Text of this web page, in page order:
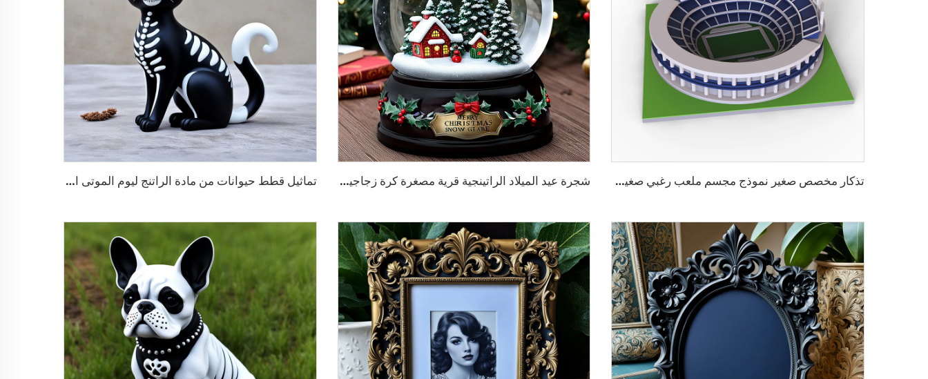
تذكار مخصص صغير نموذج مجسم ملعب رغبي صغير من الراتينج شجرة عيد الميلاد الراتينجية قرية مصغرة كرة زجاجية ثلجية تماثيل قطط حيوانات من مادة الراتنج ليوم الموتى المكسيكي